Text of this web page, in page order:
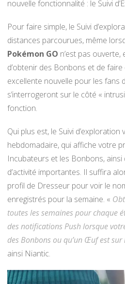
nouvelle fonctionnalité : le Suivi
Pour faire simple, le Suivi
distances parcourues, même
Pokémon GO n’est pas
d’obtenir des Bonbons et de
excellente nouvelle pour les fans
s’interrogeront sur le côté «
fonction.
Qui plus est, le Suivi
hebdomadaire, qui affiche votre
Incubateurs et les Bonbons,
d’activité importantes. Il suffira
profil de Dresseur pour voir le
enregistrés pour la semaine. «
toutes les semaines pour chaque
des notifications Push lorsque
des Bonbons ou qu’un Œuf est sur
ainsi Niantic.